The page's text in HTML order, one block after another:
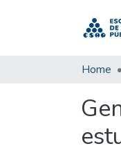
Home